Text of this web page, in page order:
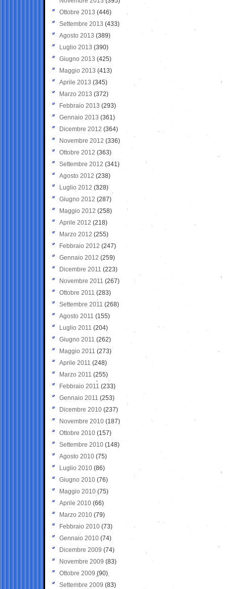
Ottobre 2013 (446)
Settembre 2013 (433)
Agosto 2013 (389)
Luglio 2013 (390)
Giugno 2013 (425)
Maggio 2013 (413)
Aprile 2013 (345)
Marzo 2013 (372)
Febbraio 2013 (293)
Gennaio 2013 (361)
Dicembre 2012 (364)
Novembre 2012 (336)
Ottobre 2012 (363)
Settembre 2012 (341)
Agosto 2012 (238)
Luglio 2012 (328)
Giugno 2012 (287)
Maggio 2012 (258)
Aprile 2012 (218)
Marzo 2012 (255)
Febbraio 2012 (247)
Gennaio 2012 (259)
Dicembre 2011 (223)
Novembre 2011 (267)
Ottobre 2011 (283)
Settembre 2011 (268)
Agosto 2011 (155)
Luglio 2011 (204)
Giugno 2011 (262)
Maggio 2011 (273)
Aprile 2011 (248)
Marzo 2011 (255)
Febbraio 2011 (233)
Gennaio 2011 (253)
Dicembre 2010 (237)
Novembre 2010 (187)
Ottobre 2010 (157)
Settembre 2010 (148)
Agosto 2010 (75)
Luglio 2010 (86)
Giugno 2010 (76)
Maggio 2010 (75)
Aprile 2010 (66)
Marzo 2010 (79)
Febbraio 2010 (73)
Gennaio 2010 (74)
Dicembre 2009 (74)
Novembre 2009 (83)
Ottobre 2009 (90)
Settembre 2009 (83)